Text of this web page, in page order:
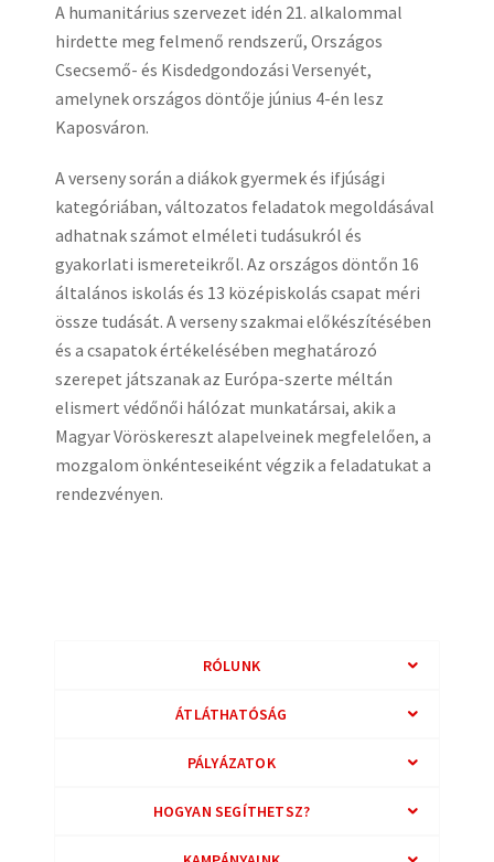
A humanitárius szervezet idén 21. alkalommal
hirdette meg felmenő rendszerű, Országos
Csecsemő- és Kisdedgondozási Versenyét,
amelynek országos döntője június 4-én lesz
Kaposváron.
A verseny során a diákok gyermek és ifjúsági
kategóriában, változatos feladatok megoldásával
adhatnak számot elméleti tudásukról és
gyakorlati ismereteikről. Az országos döntőn 16
általános iskolás és 13 középiskolás​ csapat méri
össze tudását. A verseny szakmai előkészítésében
és a csapatok értékelésében meghatározó
szerepet játszanak az Európa-szerte méltán
elismert védőnői hálózat munkatársai, akik a
Magyar Vöröskereszt alapelveinek megfelelően, a
mozgalom önkénteseiként végzik a feladatukat a
rendezvényen.
RÓLUNK
ÁTLÁTHATÓSÁG
PÁLYÁZATOK
HOGYAN SEGÍTHETSZ?